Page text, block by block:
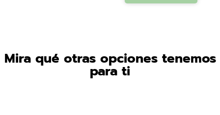
Mira qué otras opciones tenemos
para ti